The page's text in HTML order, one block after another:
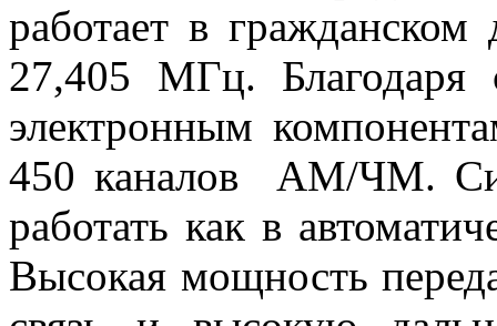
работает в гражданском
27,405 МГц. Благодаря
электронным
450 каналов АМ/ЧМ.
работать как в
Высокая мощность